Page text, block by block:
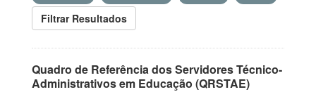
Filtrar Resultados
Quadro de Referência dos Servidores Técnico-
Administrativos em Educação (QRSTAE)